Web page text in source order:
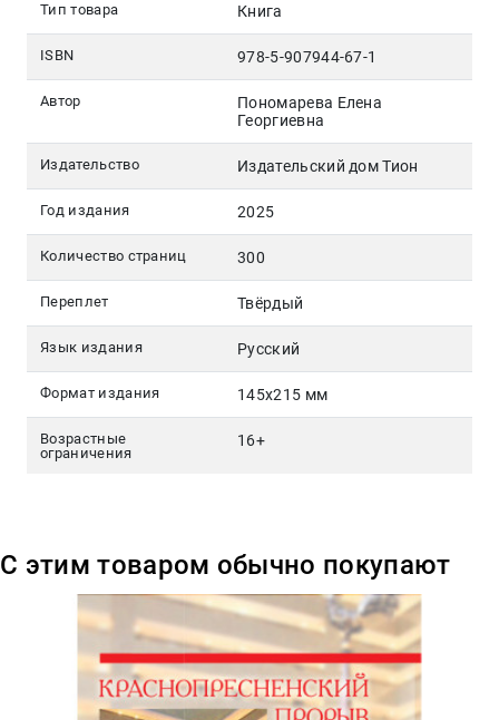
Тип товара Книга
ISBN 978-5-907944-67-1
Автор
Пономарева Елена
Георгиевна
Издательство Издательский дом Тион
Год издания 2025
Количество страниц 300
Переплет Твёрдый
Язык издания Русский
Формат издания 145х215 мм
Возрастные
ограничения
16+
С этим товаром обычно покупают